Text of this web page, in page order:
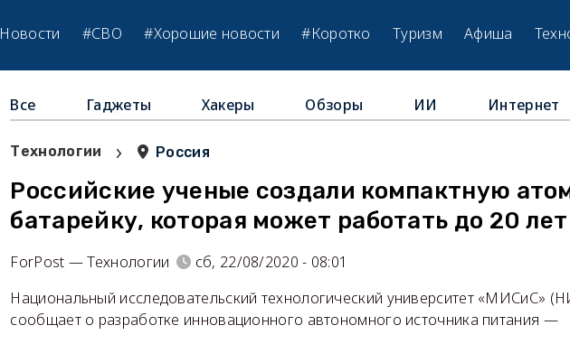
Новости #СВО #Хорошие новости #Коротко Туризм Афиша
Все Гаджеты Хакеры Обзоры ИИ Интернет
Технологии › Россия
Российские ученые создали компактную
батарейку, которая может работать до 20 лет
ForPost — Технологии
сб, 22/08/2020 - 08:01
Национальный исследовательский технологический университет «МИСиС»
сообщает о разработке инновационного автономного источника питания —